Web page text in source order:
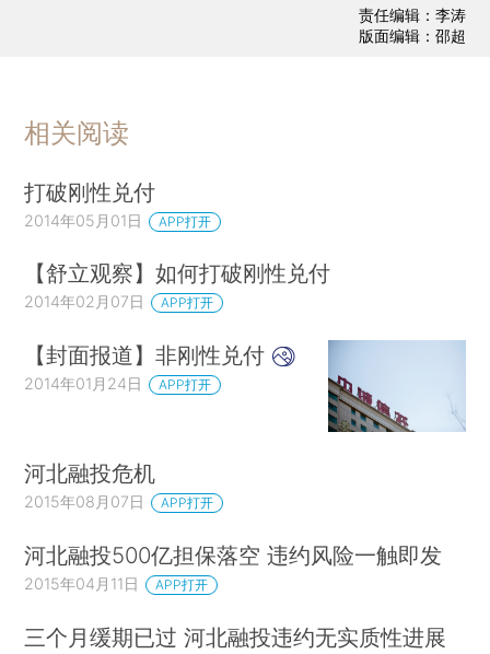
责任编辑：李涛
版面编辑：邵超
相关阅读
打破刚性兑付
2014年05月01日 APP打开
【舒立观察】如何打破刚性兑付
2014年02月07日 APP打开
【封面报道】非刚性兑付
2014年01月24日 APP打开
河北融投危机
2015年08月07日 APP打开
河北融投500亿担保落空 违约风险一触即发
2015年04月11日 APP打开
三个月缓期已过 河北融投违约无实质性进展